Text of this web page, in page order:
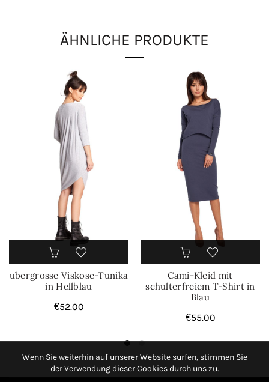
ÄHNLICHE PRODUKTE
ubergrosse Viskose-Tunika
in Hellblau
€52.00
Cami-Kleid mit
schulterfreiem T-Shirt in
Blau
€55.00
Wenn Sie weiterhin auf unserer Website surfen, stimmen Sie
der Verwendung dieser Cookies durch uns zu.